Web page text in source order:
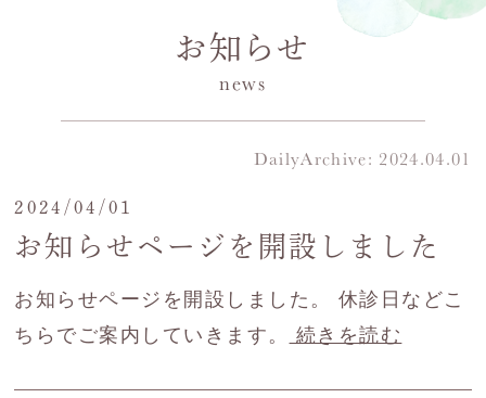
お知らせ
news
DailyArchive: 2024.04.01
2024/04/01
お知らせページを開設しました
お知らせページを開設しました。 休診日などこ
ちらでご案内していきます。
続きを読む